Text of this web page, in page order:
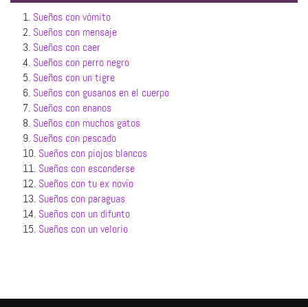
1. Sueños con vómito
2. Sueños con mensaje
3. Sueños con caer
4. Sueños con perro negro
5. Sueños con un tigre
6. Sueños con gusanos en el cuerpo
7. Sueños con enanos
8. Sueños con muchos gatos
9. Sueños con pescado
10. Sueños con piojos blancos
11. Sueños con esconderse
12. Sueños con tu ex novio
13. Sueños con paraguas
14. Sueños con un difunto
15. Sueños con un velorio